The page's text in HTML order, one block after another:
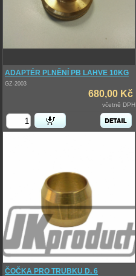
ADAPTÉR PLNĚNÍ PB LAHVE 10KG
GZ-2003
680,00 Kč
včetně DPH
ČOČKA PRO TRUBKU D. 6